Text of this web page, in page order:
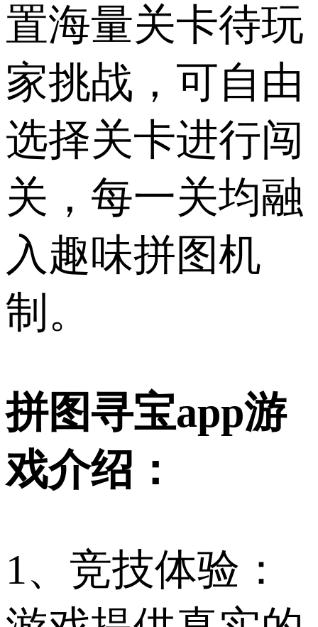
置海量关卡待玩
家挑战，可自由
选择关卡进行闯
关，每一关均融
入趣味拼图机
制。
拼图寻宝app游
戏介绍：
1、竞技体验：